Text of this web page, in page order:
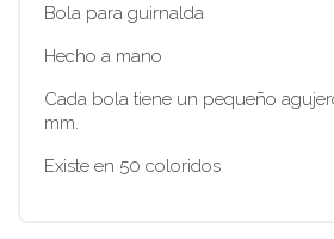
Bola para guirnalda
Hecho a mano
Cada bola tiene un pequeño
mm.
Existe en 50 coloridos